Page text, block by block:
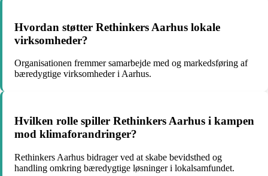
Hvordan støtter Rethinkers Aarhus lokale
virksomheder?
Organisationen fremmer samarbejde med og markedsføring af
bæredygtige virksomheder i Aarhus.
Hvilken rolle spiller Rethinkers Aarhus i kampen
mod klimaforandringer?
Rethinkers Aarhus bidrager ved at skabe bevidsthed og
handling omkring bæredygtige løsninger i lokalsamfundet.